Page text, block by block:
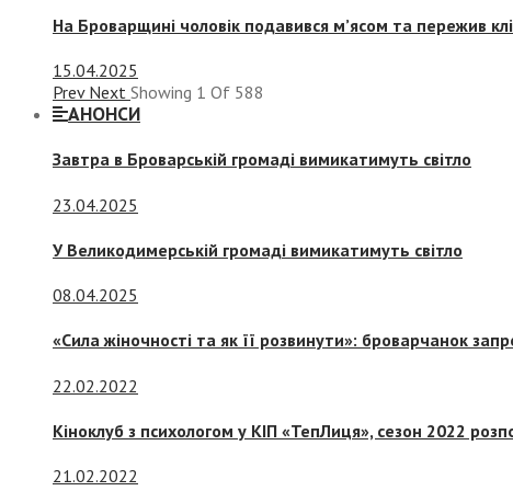
На Броварщині чоловік подавився м’ясом та пережив
15.04.2025
Prev Next Showing 1 Of 588
АНОНСИ
Завтра в Броварській громаді вимикатимуть світло
23.04.2025
У Великодимерській громаді вимикатимуть світло
08.04.2025
«Сила жіночності та як її розвинути»: броварчанок
22.02.2022
Кіноклуб з психологом у КІП «ТепЛиця», сезон 2022
21.02.2022